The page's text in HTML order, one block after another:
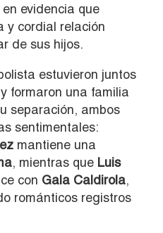
evidencia que
y cordial relación
de sus hijos.
estuvieron juntos
formaron una familia
separación, ambos
sentimentales:
mantiene una
, mientras que Luis
con Gala Caldirola,
románticos registros